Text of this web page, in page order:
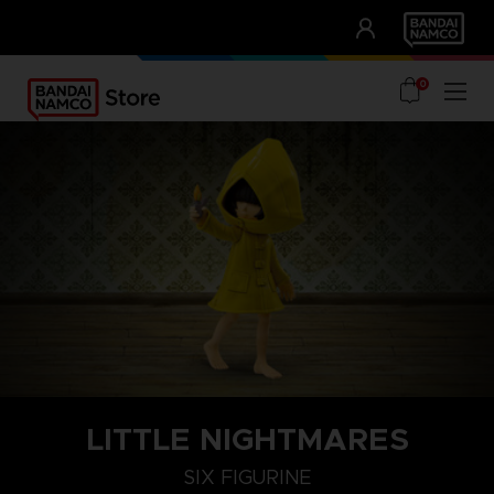
UNSERE VORTEILE
0
LITTLE NIGHTMARES
SIX FIGURINE